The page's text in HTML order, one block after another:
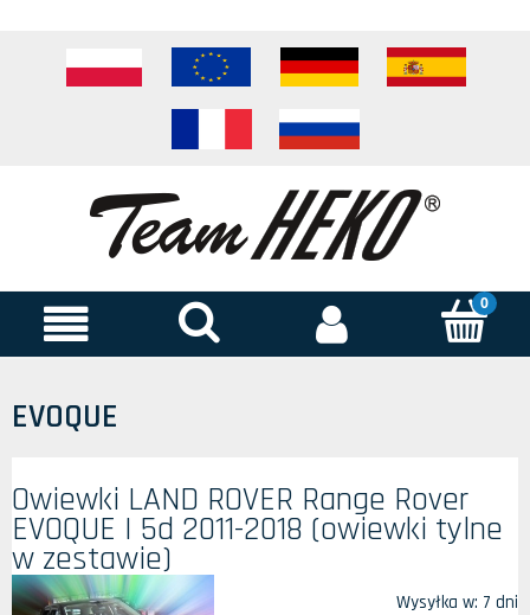
EVOQUE
Owiewki LAND ROVER Range Rover
EVOQUE I 5d 2011-2018 (owiewki tylne
w zestawie)
Wysyłka w: 7 dni